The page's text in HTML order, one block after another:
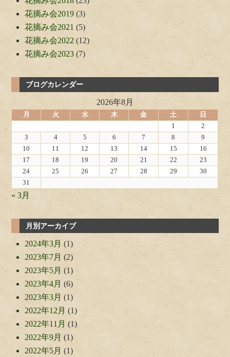
花摘み会2019 (3)
花摘み会2021 (5)
花摘み会2022 (12)
花摘み会2023 (7)
ブログカレンダー
2026年8月
月 火 水 木 金 土
日
1
2
3
4 5 6 7 8
9
10
11 12 13 14 15
16
17
18 19 20 21 22
23
24
25 26 27 28 29
30
31
« 3月
月別アーカイブ
2024年3月 (1)
2023年7月 (2)
2023年5月 (1)
2023年4月 (6)
2023年3月 (1)
2022年12月 (1)
2022年11月 (1)
2022年9月 (1)
2022年5月 (1)